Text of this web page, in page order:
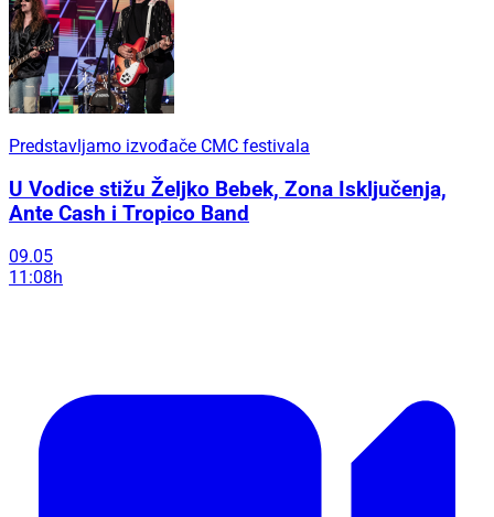
Predstavljamo izvođače CMC festivala
U Vodice stižu Željko Bebek, Zona Isključenja,
Ante Cash i Tropico Band
09.05
11:08h